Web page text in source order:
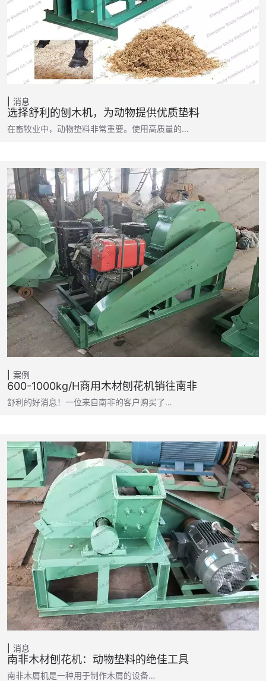
消息
选择舒利的刨木机，为动物提供优质垫料
在畜牧业中，动物垫料非常重要。使用高质量的…
案例
600-1000kg/h商用木材刨花机销往南非
舒利的好消息！一位来自南非的客户购买了…
消息
南非木材刨花机：动物垫料的绝佳工具
南非木屑机是一种用于制作木屑的设备…